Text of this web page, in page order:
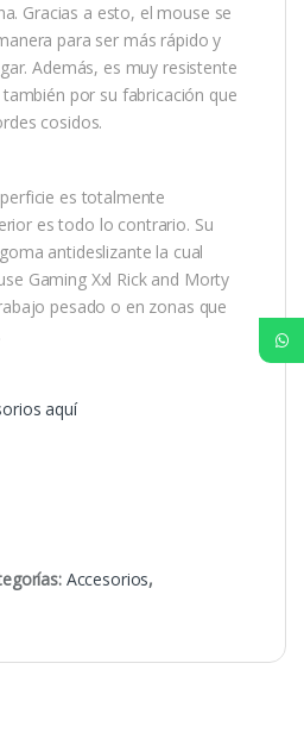
Gracias a esto, el mouse se
para ser más rápido y
Además, es muy resistente
por su fabricación que
cosidos.
es totalmente
es todo lo contrario. Su
antideslizante la cual
Gaming Xxl Rick and Morty
pesado o en zonas que
aquí
Accesorios,